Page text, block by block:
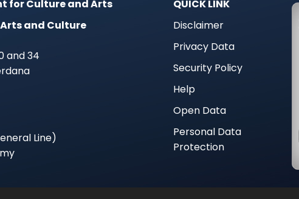
for Culture and Arts
and Culture
and 34
Line)
QUICK LINK
Disclaimer
Privacy Data
Security Policy
Help
Open Data
Personal Data
Protection